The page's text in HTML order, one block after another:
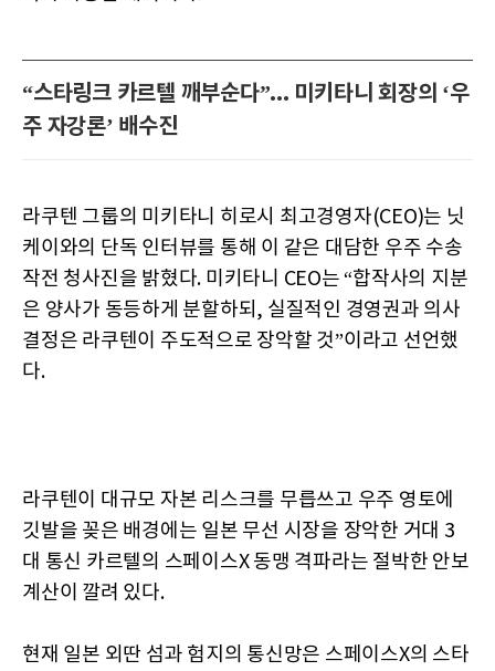
“스타링크 카르텔 깨부순다”... 미키타니 회장의 ‘우
주 자강론’ 배수진
라쿠텐 그룹의 미키타니 히로시 최고경영자(CEO)는 닛
케이와의 단독 인터뷰를 통해 이 같은 대담한 우주 수송
작전 청사진을 밝혔다. 미키타니 CEO는 “합작사의 지분
은 양사가 동등하게 분할하되, 실질적인 경영권과 의사
결정은 라쿠텐이 주도적으로 장악할 것”이라고 선언했
다.
라쿠텐이 대규모 자본 리스크를 무릅쓰고 우주 영토에
깃발을 꽂은 배경에는 일본 무선 시장을 장악한 거대 3
대 통신 카르텔의 스페이스X 동맹 격파라는 절박한 안보
계산이 깔려 있다.
현재 일본 외딴 섬과 험지의 통신망은 스페이스X의 스타